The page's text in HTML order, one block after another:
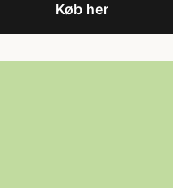
Køb her